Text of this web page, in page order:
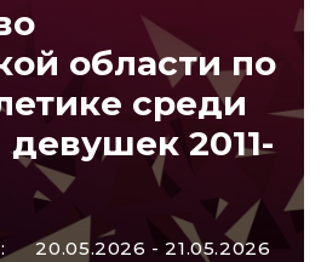
области по
среди
2011-
20.05.2026 - 21.05.2026